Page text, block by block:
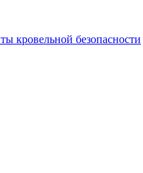
кровельной безопасности